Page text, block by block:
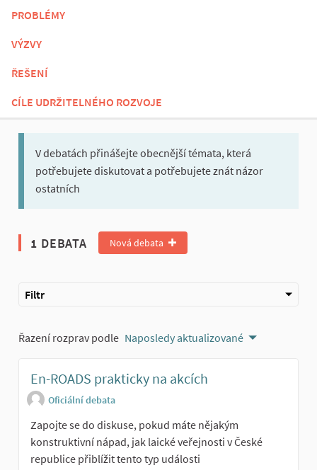
PROBLÉMY
VÝZVY
ŘEŠENÍ
CÍLE UDRŽITELNÉHO ROZVOJE
V debatách přinášejte obecnější témata, která
potřebujete diskutovat a potřebujete znát názor
ostatních
1 DEBATA Nová debata
Filtr
Řazení rozprav podle Naposledy aktualizované
En-ROADS prakticky na akcích
Oficiální debata
Zapojte se do diskuse, pokud máte nějakým
konstruktivní nápad, jak laické veřejnosti v České
republice přiblížit tento typ události